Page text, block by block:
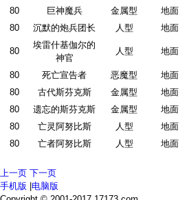
80
巨神魔兵 金属型 地面
80
沉默的炮兵团长 人型 地面
80
埃雷什基伽尔的
神官
人型 地面
80 死亡宣告者 恶魔型 地面
80
古代斯芬克斯 金属型 地面
80
遗忘的斯芬克斯 金属型 地面
80
亡灵阿努比斯 人型 地面
80
亡者阿努比斯 人型 地面
上一页 下一页
手机版 电脑版